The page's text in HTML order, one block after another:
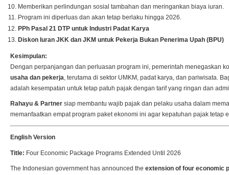
Memberikan perlindungan sosial tambahan dan meringankan biaya iuran.
Program ini diperluas dan akan tetap berlaku hingga 2026.
PPh Pasal 21 DTP untuk Industri Padat Karya
Diskon Iuran JKK dan JKM untuk Pekerja Bukan Penerima Upah (BPU)
Kesimpulan:
Dengan perpanjangan dan perluasan program ini, pemerintah menegaskan
usaha dan pekerja, terutama di sektor UMKM, padat karya, dan pariwisata.
adalah kesempatan untuk tetap patuh pajak dengan tarif yang ringan dan
Rahayu & Partnersiap membantu wajib pajak dan pelaku usaha dalam
memanfaatkan empat program paket ekonomi ini agar kepatuhan pajak tetap
English Version
Title: Four Economic Package Programs Extended Until 2026
The Indonesian government has announced the extension of four economic